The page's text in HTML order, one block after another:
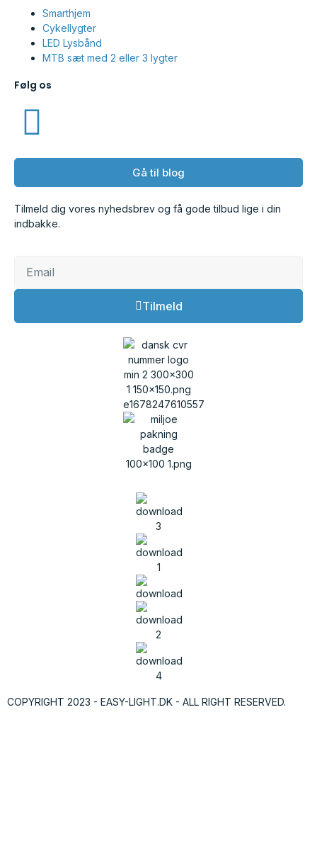
Smarthjem
Cykellygter
LED Lysbånd
MTB sæt med 2 eller 3 lygter
Følg os
Gå til blog
Tilmeld dig vores nyhedsbrev og få gode tilbud lige i din
indbakke.
Tilmeld
COPYRIGHT 2023 - EASY-LIGHT.DK - ALL RIGHT RESERVED.